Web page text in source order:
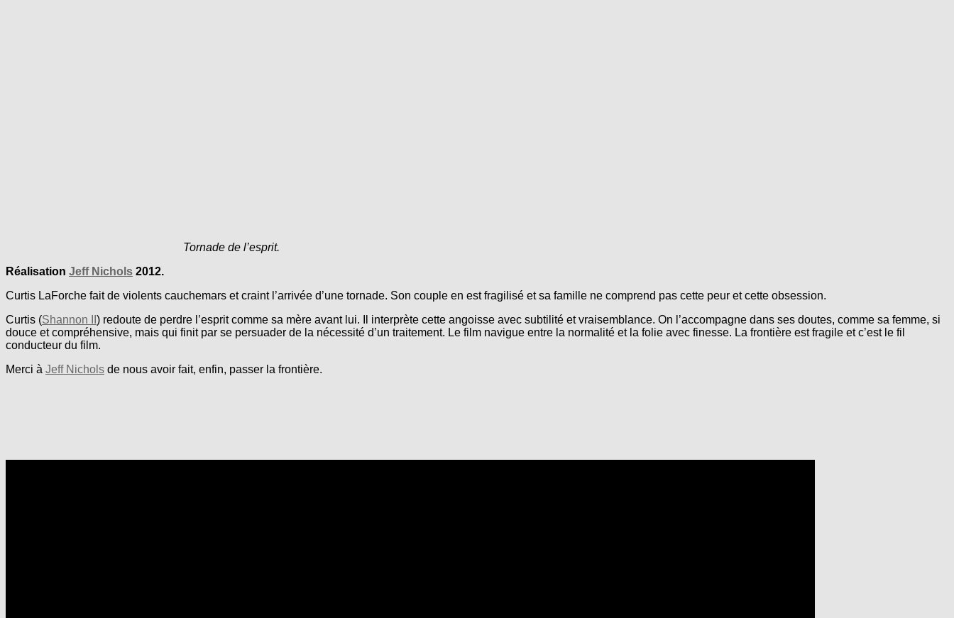
Tornade de l’esprit.
Réalisation Jeff Nichols 2012.
Curtis LaForche fait de violents cauchemars et craint l’arrivée d’une tornade. Son couple en est fragilisé et sa famille ne comprend pas cette peur et cette obsession.
Curtis (Shannon II ) redoute de perdre l’esprit comme sa mère avant lui. Il interprète cette angoisse avec subtilité et vraisemblance. On l’accompagne dans ses doutes, comme sa femme, si
douce et compréhensive, mais qui finit par se persuader de la nécessité d’un traitement. Le film navigue entre la normalité et la folie avec finesse. La frontière est fragile et c’est le fil
conducteur du film.
Merci à Jeff Nichols de nous avoir fait, enfin, passer la frontière.